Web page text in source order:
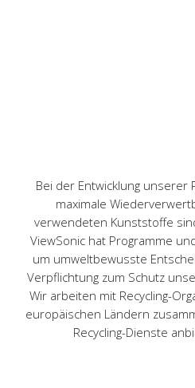
Bei der Entwicklung unserer
maximale
verwendeten Kunststoffe
ViewSonic hat Programme
um umweltbewusste
Verpflichtung zum Schutz
Wir arbeiten mit Recycling-
europäischen Ländern
Recycling-Dienste